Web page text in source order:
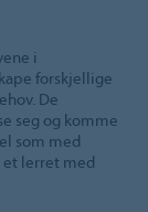
i
forskjellige
De
seg og komme
som med
et lerret med